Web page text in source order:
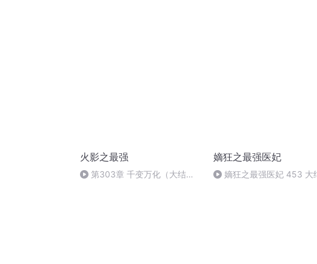
火影之最强
第303章 千变万化（大结
嫡狂之最强医妃
嫡狂之最强医妃 453 大